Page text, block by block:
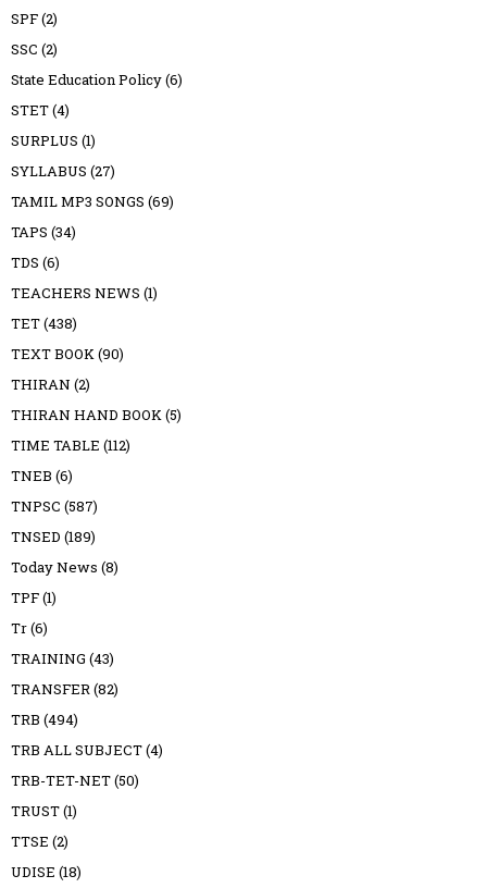
SPF(2)
SSC (2)
State Education Policy(6)
STET(4)
SURPLUS (1)
SYLLABUS (27)
TAMIL MP3 SONGS (69)
TAPS (34)
TDS (6)
TEACHERS NEWS (1)
TET(438)
TEXT BOOK(90)
THIRAN (2)
THIRAN HAND BOOK(5)
TIME TABLE (112)
TNEB (6)
TNPSC (587)
TNSED (189)
Today News (8)
TPF(1)
Tr(6)
TRAINING (43)
TRANSFER(82)
TRB (494)
TRB ALL SUBJECT(4)
TRB-TET-NET(50)
TRUST(1)
TTSE (2)
UDISE (18)